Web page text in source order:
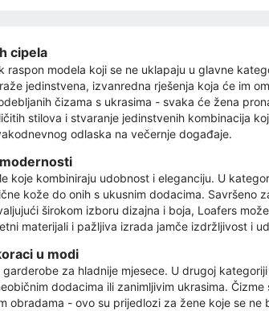
cipela
raspon modela koji se ne uklapaju u glavne
jedinstvena, izvanredna rješenja koja će im
čizama s ukrasima - svaka će žena
stilova i stvaranje jedinstvenih kombinacija
odlaska na večernje događaje.
koje kombiniraju udobnost i eleganciju. U
kože do onih s ukusnim dodacima. Savršeno
širokom izboru dizajna i boja, Loafers
materijali i pažljiva izrada jamče izdržljivost i
u modi
za hladnije mjesece. U drugoj
dodacima ili zanimljivim ukrasima.
obradama - ovo su prijedlozi za žene koje se ne